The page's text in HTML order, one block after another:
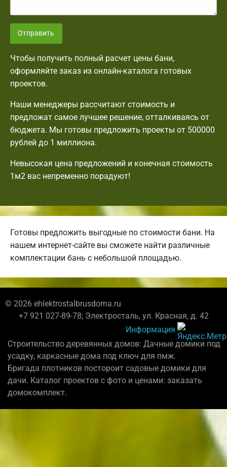
Отправить
Чтобы получить полный расчет цены бани,
оформляйте заказ из онлайн-каталога готовых
проектов.
Наши менеджеры рассчитают стоимость и
предложат самое лучшее решение, отталкиваясь от
бюджета. Мы готовы предложить проекты от 500000
рублей до 1 миллиона.
Невысокая цена предложений и конечная стоимость
1м2 вас непременно порадуют!
Готовы предложить выгодные по стоимости бани. На
нашем интернет-сайте вы сможете найти различные
комплектации бань с небольшой площадью.
© 2026 ehlektrostalbrusdoma.ru
+7 921 027-89-78; Электросталь, ул. Красная, д. 42
Информация
Строительство деревянных домов: Дачные домики под
усадку, каркасные дома под ключ для пмж.
Бригада плотников постороит садовые домики для
дачи. Каталог проектов с фото и ценами: заказать
домокомплект.